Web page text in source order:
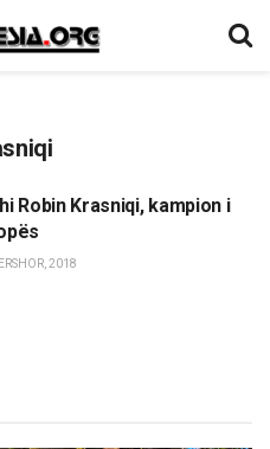
Robin Krasniqi, kampion i
2018